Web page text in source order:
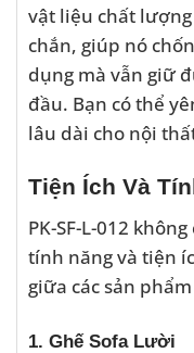
vật liệu chất
chắn, giúp nó
dụng mà vẫn giữ
đầu. Bạn có thể
lâu dài cho nội
Tiện Ích Và
PK-SF-L-012
tính năng và tiện
giữa các sản
1. Ghế Sofa Lười